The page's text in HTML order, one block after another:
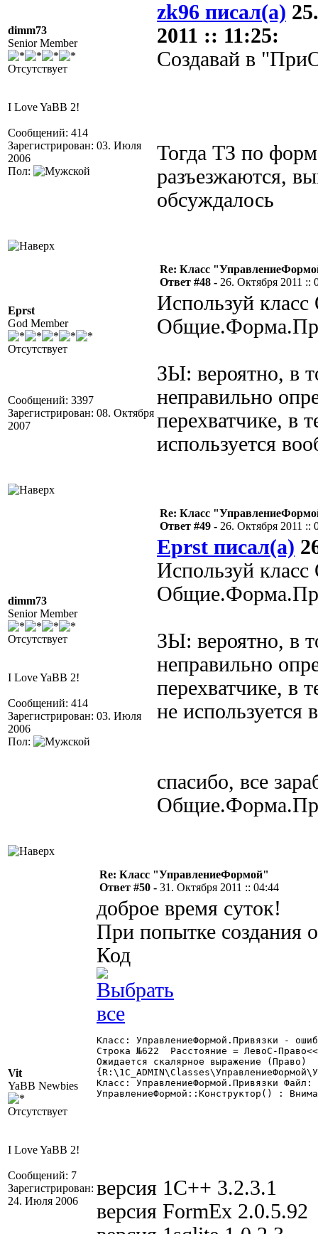
dimm73
Senior Member
Отсутствует
I Love YaBB 2!
Сообщений: 414
Зарегистрирован: 03. Июля
2006
Пол:
zk96 писал(а)
2011 :: 11:25:
Создавай в
Тогда ТЗ по
разъезжаются,
обсуждалось
Eprst
God Member
Отсутствует
Сообщений: 3397
Зарегистрирован: 08. Октября
2007
Re: Класс
Ответ #48 - 26. Октября 2011 ::
Используй
ЗЫ: вероятно, в
неправильно
перехватчике, в
используется
dimm73
Senior Member
Отсутствует
I Love YaBB 2!
Сообщений: 414
Зарегистрирован: 03. Июля
2006
Пол:
Re: Класс
Ответ #49 - 26. Октября 2011 ::
Eprst писал(а)
Используй
ЗЫ: вероятно, в
неправильно
перехватчике, в
не используется
спасибо, все
Vit
YaBB Newbies
Отсутствует
I Love YaBB 2!
Сообщений: 7
Зарегистрирован:
24. Июля 2006
Re: Класс "УправлениеФормой"
Ответ #50 - 31. Октября 2011 :: 04:44
доброе время суток!
При попытке создания
Код
Класс: УправлениеФормой.Привязки -
Строка №622  Расстояние = ЛевоС-
Ожидается скалярное выражение (Право)
Класс: УправлениеФормой.Привязки
УправлениеФормой::Конструктор() :
версия 1С++ 3.2.3.1
версия FormEx 2.0.5.92